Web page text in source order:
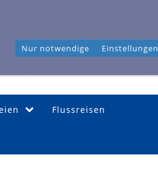
Flussreisen
Nur notwendige Einstellungen